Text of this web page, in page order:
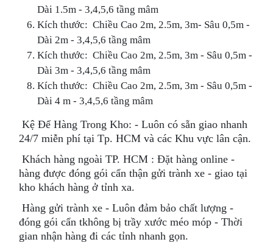
Dài 1.5m - 3,4,5,6 tầng mâm
Kích thước: Chiều Cao 2m, 2.5m, 3m- Sâu 0,5m -
Dài 2m - 3,4,5,6 tầng mâm
Kích thước: Chiều Cao 2m, 2.5m, 3m - Sâu 0,5m -
Dài 3m - 3,4,5,6 tầng mâm
Kích thước: Chiều Cao 2m, 2.5m, 3m - Sâu 0,5m -
Dài 4 m - 3,4,5,6 tầng mâm
Kệ Để Hàng Trong Kho: - Luôn có sẵn giao nhanh
24/7 miễn phí tại Tp. HCM và các Khu vực lân cận.
Khách hàng ngoài TP. HCM : Đặt hàng online -
hàng được đóng gói cẩn thận gửi trành xe - giao tại
kho khách hàng ở tỉnh xa.
Hàng gửi trành xe - Luôn đảm bảo chất lượng -
đóng gói cẩn tkhông bị trầy xước méo móp - Thời
gian nhận hàng đi các tỉnh nhanh gọn.